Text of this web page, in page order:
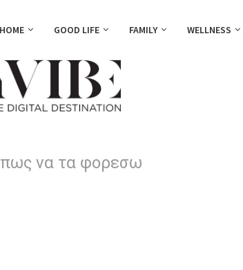
GOOD LIFE FAMILY WELLNESS
να τα φορεσω